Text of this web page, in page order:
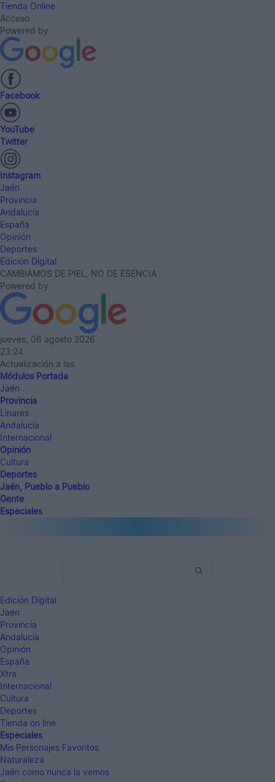
Tienda Online
Acceso
Powered by
Facebook
YouTube
Twitter
Instagram
Jaén
Provincia
Andalucía
España
Opinión
Deportes
Edición Digital
CAMBIAMOS DE PIEL, NO DE ESENCIA
Powered by
jueves, 06 agosto 2026
23:24
Actualización a las
Módulos Portada
Jaén
Provincia
Linares
Andalucía
Internacional
Opinión
Cultura
Deportes
Jaén, Pueblo a Pueblo
Gente
Especiales
Edición Digital
Jaén
Provincia
Andalucía
Opinión
España
Xtra
Internacional
Cultura
Deportes
Tienda on line
Especiales
Mis Personajes Favoritos
Naturaleza
Jaén como nunca la vemos